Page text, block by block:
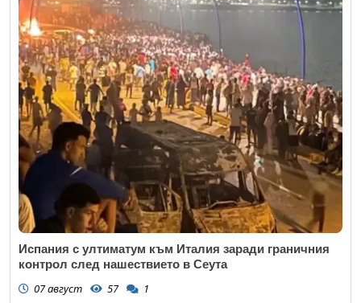
Испания с ултиматум към Италия заради граничния
контрол след нашествието в Сеута
07 август 57 1